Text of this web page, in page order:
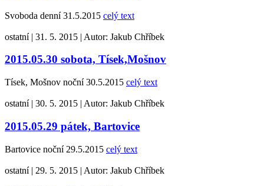
Svoboda denní 31.5.2015 celý text
ostatní | 31. 5. 2015 | Autor: Jakub Chříbek
2015.05.30 sobota, Tísek,Mošnov
Tísek, Mošnov noční 30.5.2015 celý text
ostatní | 30. 5. 2015 | Autor: Jakub Chříbek
2015.05.29 pátek, Bartovice
Bartovice noční 29.5.2015 celý text
ostatní | 29. 5. 2015 | Autor: Jakub Chříbek